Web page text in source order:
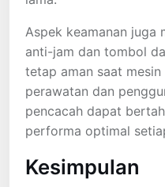
Aspek keamanan juga
anti-jam dan tombol
tetap aman saat mesin
perawatan dan
pencacah dapat
performa optimal
Kesimpulan